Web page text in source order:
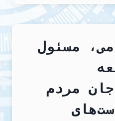
شمار
قربانیان
به
رسید
مسئول
مردم